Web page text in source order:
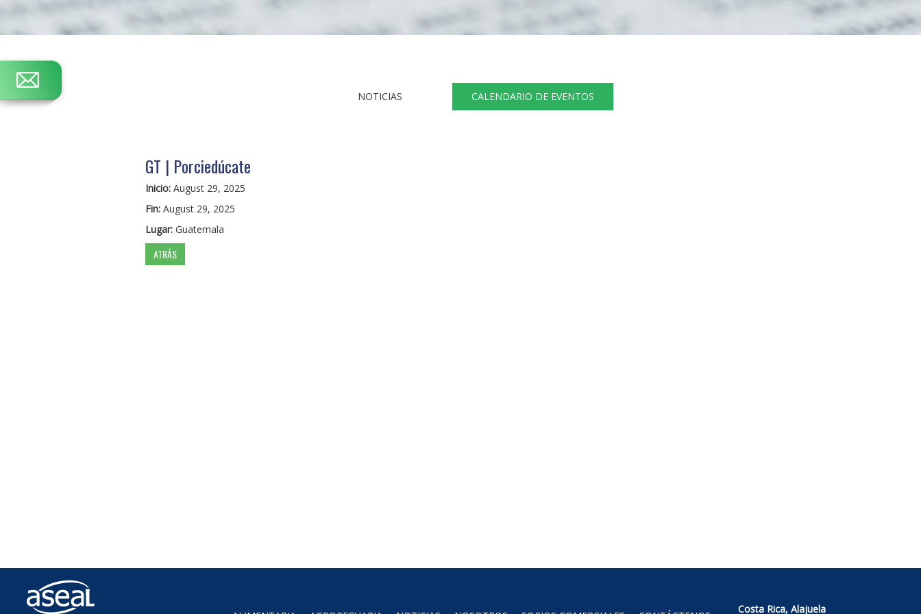
NOTICIAS CALENDARIO DE EVENTOS
GT | Porciedúcate
Inicio: August 29, 2025
Fin: August 29, 2025
Lugar: Guatemala
ATRÁS
Costa Rica, Alajuela